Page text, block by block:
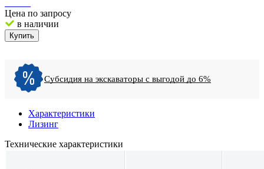
Цена по запросу
в наличии
Купить
Субсидия на экскаваторы с выгодой до 6%
Характеристики
Лизинг
Технические характеристики